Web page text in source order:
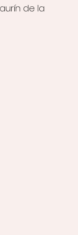
de la